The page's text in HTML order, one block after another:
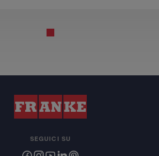
SEGUICI SU